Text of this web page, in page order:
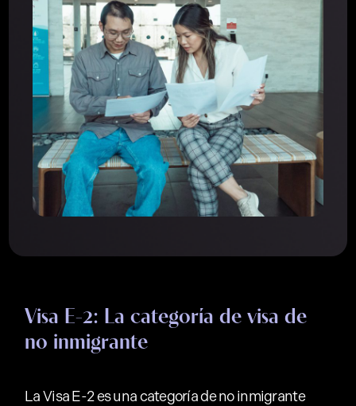
Visa E-2: La categoría de visa de
no inmigrante
La Visa E-2 es una categoría de no inmigrante